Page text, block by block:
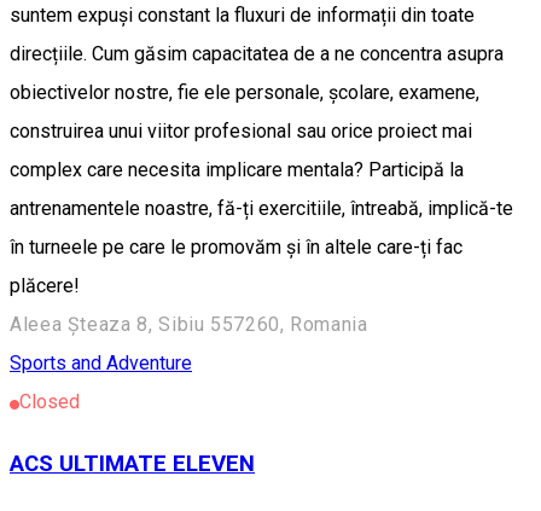
suntem expuși constant la fluxuri de informații din toate
direcțiile. Cum găsim capacitatea de a ne concentra asupra
obiectivelor nostre, fie ele personale, școlare, examene,
construirea unui viitor profesional sau orice proiect mai
complex care necesita implicare mentala? Participă la
antrenamentele noastre, fă-ți exercitiile, întreabă, implică-te
în turneele pe care le promovăm și în altele care-ți fac
plăcere!
Aleea Șteaza 8, Sibiu 557260, Romania
Sports and Adventure
Closed
ACS ULTIMATE ELEVEN